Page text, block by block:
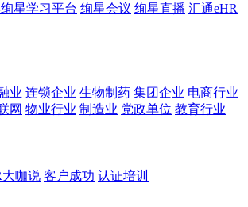
星学习平台 绚星会议 绚星直播 汇通eHR
业 连锁企业 生物制药 集团企业 电商行业
网 物业行业 制造业 党政单位 教育行业
大咖说 客户成功 认证培训